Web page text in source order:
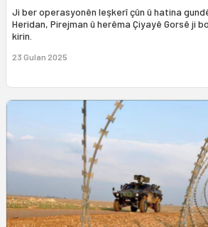
Ji ber operasyonên leşkerî çûn û hatina
Heridan, Pirejman û herêma Çiyayê Gorsê ji
kirin.
23 Gulan 2025